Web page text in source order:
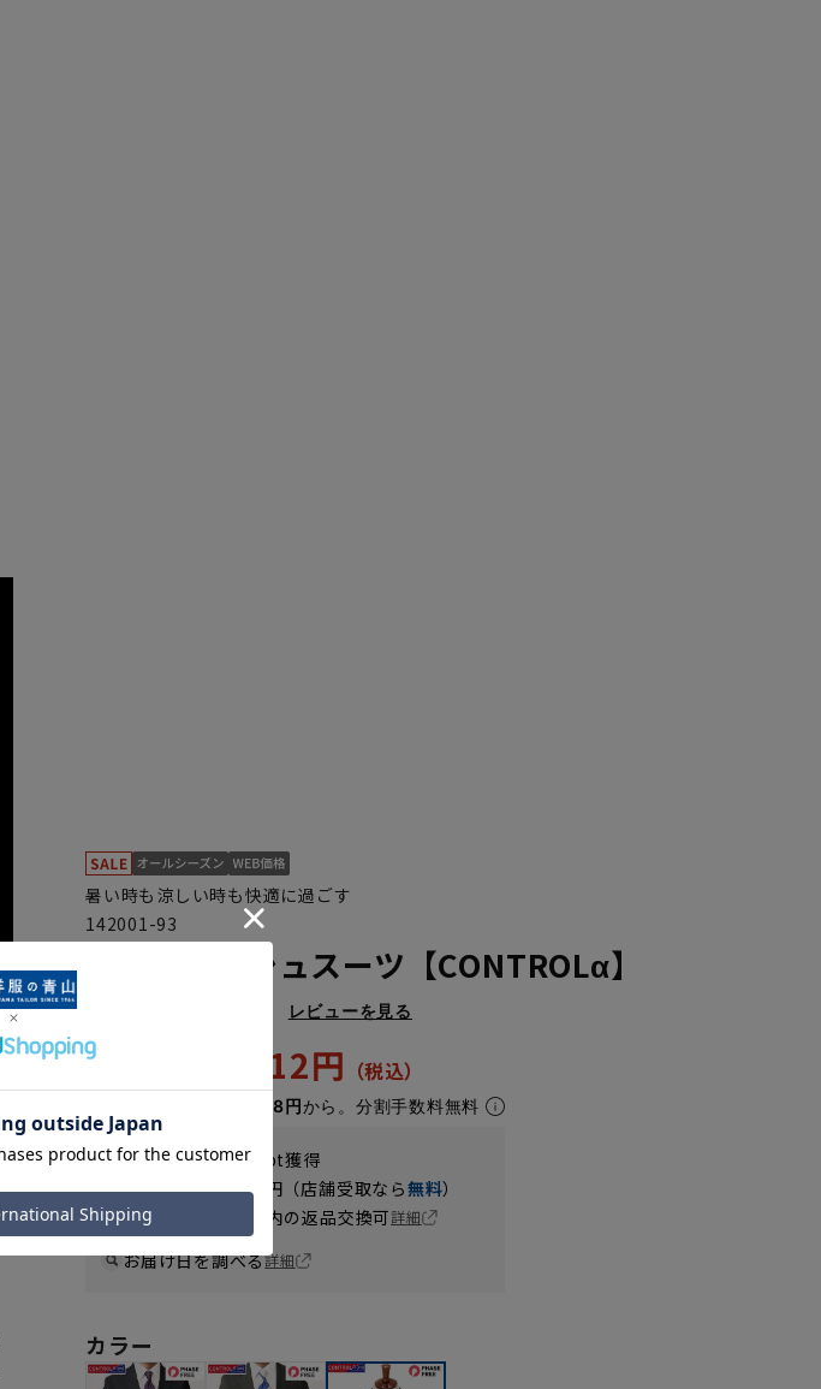
暑い時も涼しい時も快適に過ごす
142001-93
スタイリッシュスーツ【CONTROLα】
レビューを見る
43,912円
月々7,318円から。分割手数料無料
WEB会員なら219
pt獲得
送料 全国一律550 円（店舗受取なら無料）
お届けから
日以内の返品交換可詳細
一部対象外商品あり
お届け日を調べる詳細
カラー